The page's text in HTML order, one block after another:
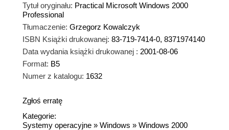
Tytuł oryginału: Practical Microsoft Windows 2000
Professional
Tłumaczenie: Grzegorz Kowalczyk
ISBN Książki drukowanej: 83-719-7414-0, 8371974140
Data wydania książki drukowanej : 2001-08-06
Format: B5
Numer z katalogu: 1632
Zgłoś erratę
Kategorie:
Systemy operacyjne » Windows » Windows 2000